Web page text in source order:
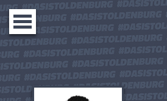
Toggle
navigation